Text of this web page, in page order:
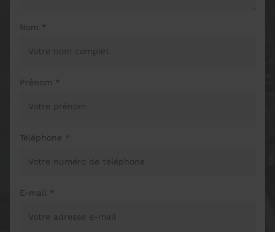
Nom *
Prénom *
Téléphone *
E-mail *